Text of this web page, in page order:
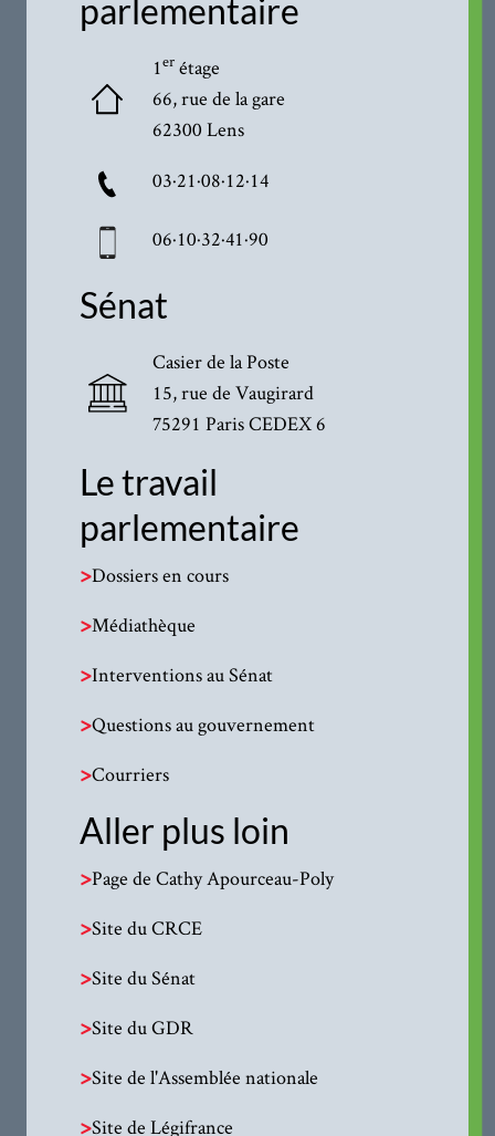
parlementaire
1erétage
66, rue de la gare
62300 Lens
03·21·08·12·14
06·10·32·41·90
Sénat
Casier de la Poste
15, rue de Vaugirard
75291 Paris CEDEX 6
Le travail
parlementaire
>Dossiers en cours
>Médiathèque
>Interventions au Sénat
>Questions au gouvernement
>Courriers
Aller plus loin
>Page de Cathy Apourceau-Poly
>Site du CRCE
>Site du Sénat
>Site du GDR
>Site de l'Assemblée nationale
>Site de Légifrance